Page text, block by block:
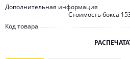
Дополнительная информация
Стоимость бокса
Код товара